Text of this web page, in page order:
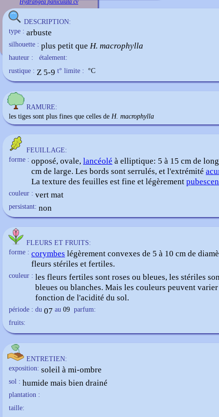
Hydrangea paniculata cv
DESCRIPTION:
type : arbuste
silhouette : plus petit que H. macrophylla
hauteur :
étalement:
rustique : Z 5-9 t° limite : °C
RAMURE:
les tiges sont plus fines que celles de H. macrophylla
FEUILLAGE:
forme : opposé, ovale, lancéolé à elliptique: 5 à 15 cm de
cm de large. Les bords sont serrulés, et l'extrémité
La texture des feuilles est fine et légèrement
couleur : vert mat
persistant: non
FLEURS ET FRUITS:
forme : corymbes légèrement convexes de 5 à 10 cm de
fleurs stériles et fertiles.
couleur : les fleurs fertiles sont roses ou bleues, les stériles
bleues ou blanches. Mais les couleurs peuvent
fonction de l'acidité du sol.
période : du 07 au 09 parfum:
fruits:
ENTRETIEN:
exposition: soleil à mi-ombre
sol : humide mais bien drainé
plantation :
taille: